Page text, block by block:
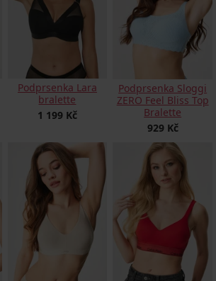
Podprsenka Lara
bralette
1 199 Kč
Podprsenka Sloggi
ZERO Feel Bliss Top
Bralette
929 Kč